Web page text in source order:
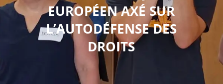
EUROPÉEN AXÉ SUR
L’AUTODÉFENSE DES
DROITS